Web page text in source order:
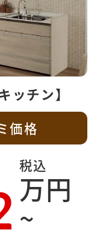
チン】
価格
税込
万円
~